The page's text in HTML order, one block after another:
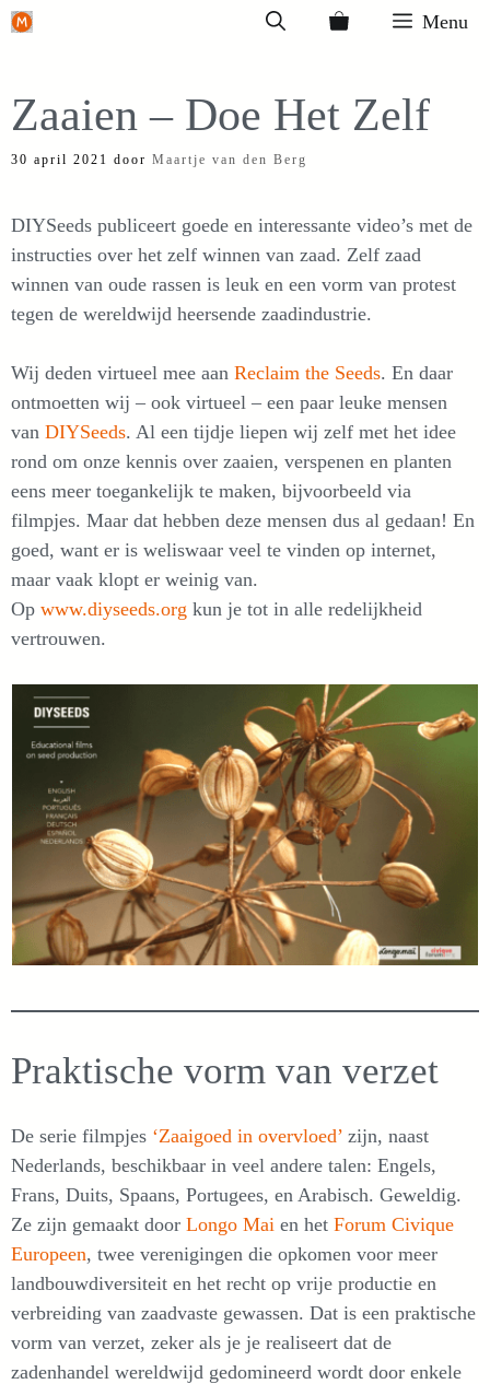
Ga
inhoud
Menu
Zaaien – Doe Het Zelf
30 april 2021 door Maartje van den Berg
DIYSeeds publiceert goede en interessante video’s met de
instructies over het zelf winnen van zaad. Zelf zaad
winnen van oude rassen is leuk en een vorm van protest
tegen de wereldwijd heersende zaadindustrie.
Wij deden virtueel mee aan Reclaim the Seeds. En daar
ontmoetten wij – ook virtueel – een paar leuke mensen
van DIYSeeds. Al een tijdje liepen wij zelf met het idee
rond om onze kennis over zaaien, verspenen en planten
eens meer toegankelijk te maken, bijvoorbeeld via
filmpjes. Maar dat hebben deze mensen dus al gedaan! En
goed, want er is weliswaar veel te vinden op internet,
maar vaak klopt er weinig van.
Op www.diyseeds.org kun je tot in alle redelijkheid
vertrouwen.
Praktische vorm van verzet
De serie filmpjes ‘Zaaigoed in overvloed’ zijn, naast
Nederlands, beschikbaar in veel andere talen: Engels,
Frans, Duits, Spaans, Portugees, en Arabisch. Geweldig.
Ze zijn gemaakt door Longo Mai en het Forum Civique
Europeen, twee verenigingen die opkomen voor meer
landbouwdiversiteit en het recht op vrije productie en
verbreiding van zaadvaste gewassen. Dat is een praktische
vorm van verzet, zeker als je je realiseert dat de
zadenhandel wereldwijd gedomineerd wordt door enkele